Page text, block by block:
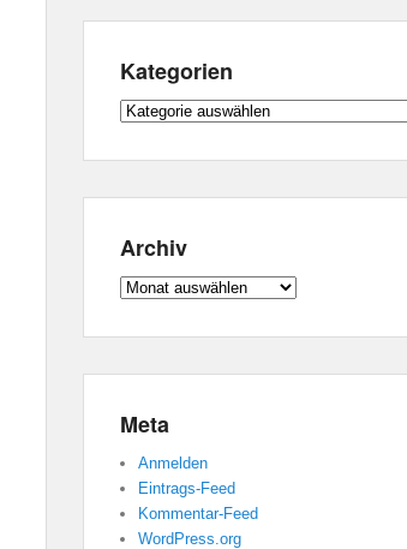
Kategorien
Kategorien
Archiv
Archiv
Meta
Anmelden
Eintrags-Feed
Kommentar-Feed
WordPress.org